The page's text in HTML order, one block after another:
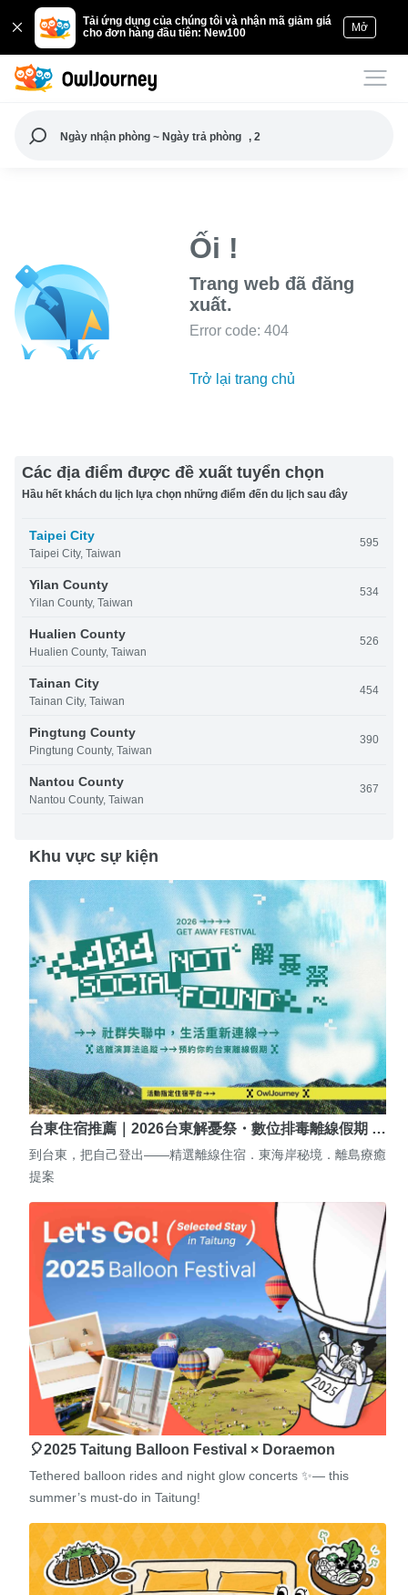
Tải ứng dụng của chúng tôi và nhận mã giảm giá
cho đơn hàng đầu tiên: New100
Mở
Ngày nhận phòng ~ Ngày trả phòng , 2
Ối !
Trang web đã đăng
xuất.
Error code: 404
Trở lại trang chủ
Các địa điểm được đề xuất tuyển chọn
Hầu hết khách du lịch lựa chọn những điểm đến du lịch sau đây
Taipei City
Taipei City, Taiwan
595
Yilan County
Yilan County, Taiwan
534
Hualien County
Hualien County, Taiwan
526
Tainan City
Tainan City, Taiwan
454
Pingtung County
Pingtung County, Taiwan
390
Nantou County
Nantou County, Taiwan
367
Khu vực sự kiện
台東住宿推薦｜2026台東解憂祭・數位排毒離線假期 …
到台東，把自己登出——精選離線住宿．東海岸秘境．離島療癒
提案
🎈2025 Taitung Balloon Festival × Doraemon
Tethered balloon rides and night glow concerts ✨— this
summer’s must-do in Taitung!